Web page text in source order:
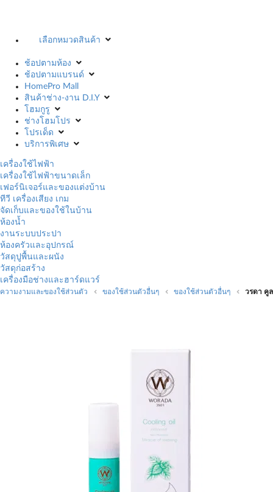
เลือกหมวดสินค้า
ช้อปตามห้อง
ช้อปตามแบรนด์
HomePro Mall
สินค้าช่าง-งาน D.I.Y
โฮมกูรู
ช่างโฮมโปร
โปรเด็ด
บริการพิเศษ
เครื่องใช้ไฟฟ้า
เครื่องใช้ไฟฟ้าขนาดเล็ก
เฟอร์นิเจอร์และของแต่งบ้าน
ทีวี เครื่องเสียง เกม
จัดเก็บและของใช้ในบ้าน
ห้องน้ำ
งานระบบประปา
ห้องครัวและอุปกรณ์
วัสดุปูพื้นและผนัง
วัสดุก่อสร้าง
เครื่องมือช่างและฮาร์ดแวร์
ความงามและของใช้ส่วนตัว ของใช้ส่วนตัวอื่นๆ ของใช้ส่วนตัวอื่นๆ วรดา คู